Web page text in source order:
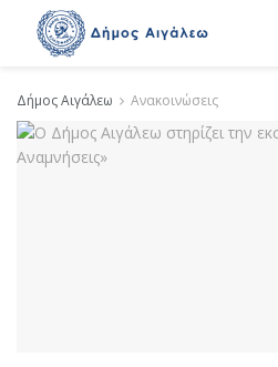
Δήμος Αιγάλεω Ανακοινώσεις